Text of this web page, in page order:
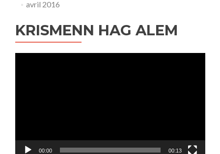
avril 2016
KRISMENN HAG ALEM
00:00 00:13